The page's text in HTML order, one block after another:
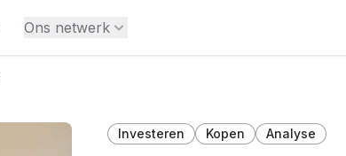
Ons netwerk
Investeren Kopen Analyse